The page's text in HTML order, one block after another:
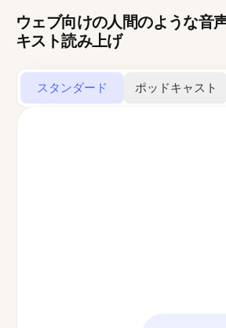
ウェブ向けの人間のような音
キスト読み上げ
スタンダード ポッドキャスト